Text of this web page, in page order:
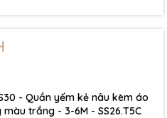
- Quần yếm kẻ nâu kèm áo
trắng - 3-6M - SS26.T5C